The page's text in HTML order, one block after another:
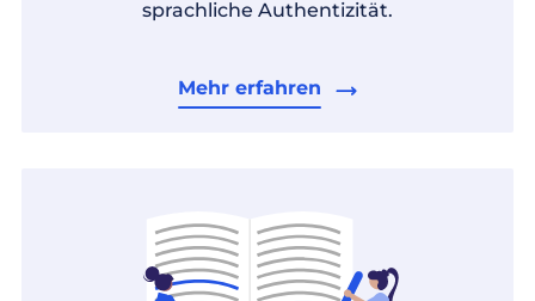
sprachliche Authentizität.
Mehr erfahren